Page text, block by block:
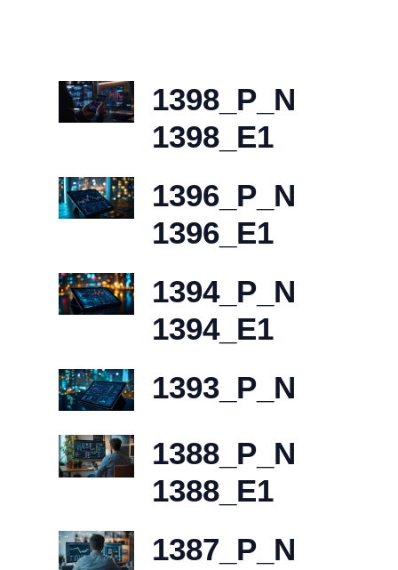
1398_P_N
1398_E1
1396_P_N
1396_E1
1394_P_N
1394_E1
1393_P_N
1388_P_N
1388_E1
1387_P_N